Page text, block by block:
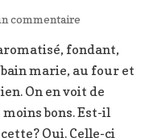
commentaire
oreo
framboises
fondant,
marie, au four et
On en voit de
bons. Est-il
Oui. Celle-ci